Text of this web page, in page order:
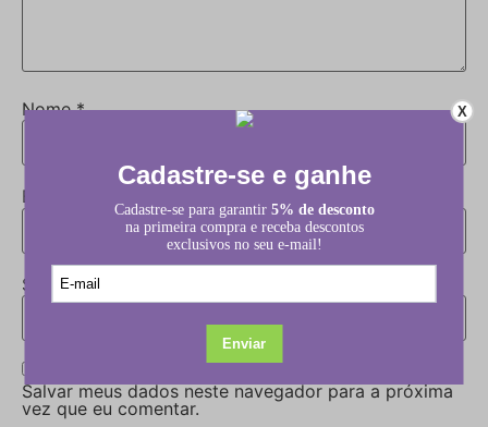
Nome*
E-mail
Site
Salvar meus dados neste navegador para a próxima
vez que eu comentar.
X